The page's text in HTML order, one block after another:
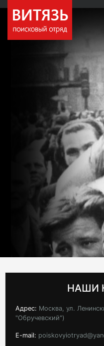
НАШИ
Адрес: Москва, ул.
"Обручевский")
E-mail: